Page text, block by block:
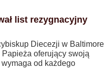
list rezygnacyjny
Diecezji w Baltimore
Papieża oferujący swoją
od każdego